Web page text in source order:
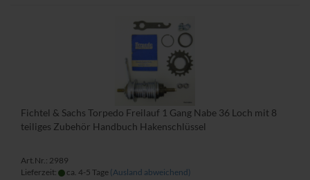
Fichtel & Sachs Torpedo Freilauf 1 Gang Nabe 36 Loch mit 8
teiliges Zubehör Handbuch Hakenschlüssel
Art.Nr.: 2989
Lieferzeit:
ca. 4-5 Tage (Ausland abweichend)